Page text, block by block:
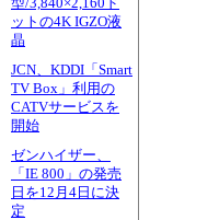
型/3,840×2,160ド
ットの4K IGZO液
晶
JCN、KDDI「Smart
TV Box」利用の
CATVサービスを
開始
ゼンハイザー、
「IE 800」の発売
日を12月4日に決
定